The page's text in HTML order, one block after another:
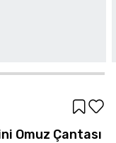
Omuz Çantası